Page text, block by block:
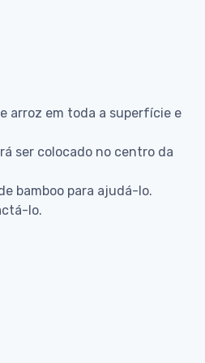
arroz em toda a superfície e
ser colocado no centro da
bamboo para ajudá-lo.
lo.